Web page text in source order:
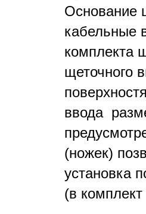
Основание
кабельные
комплекта
щеточного
ввода
(ножек)
установка
(в